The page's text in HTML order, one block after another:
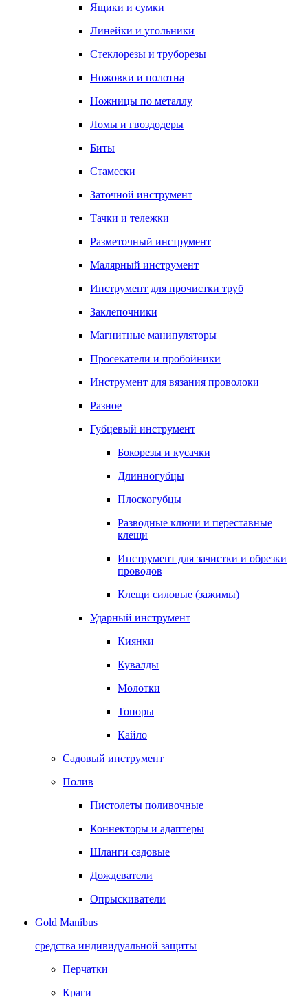
Ящики и сумки
Линейки и угольники
Стеклорезы и труборезы
Ножовки и полотна
Ножницы по металлу
Ломы и гвоздодеры
Биты
Стамески
Заточной инструмент
Тачки и тележки
Разметочный инструмент
Малярный инструмент
Инструмент для прочистки труб
Заклепочники
Магнитные манипуляторы
Просекатели и пробойники
Инструмент для вязания проволоки
Разное
Губцевый инструмент
Бокорезы и кусачки
Длинногубцы
Плоскогубцы
Разводные ключи и переставные
клещи
Инструмент для зачистки и обрезки
проводов
Клещи силовые (зажимы)
Ударный инструмент
Киянки
Кувалды
Молотки
Топоры
Кайло
Садовый инструмент
Полив
Пистолеты поливочные
Коннекторы и адаптеры
Шланги садовые
Дождеватели
Опрыскиватели
Gold Manibus
средства индивидуальной защиты
Перчатки
Краги